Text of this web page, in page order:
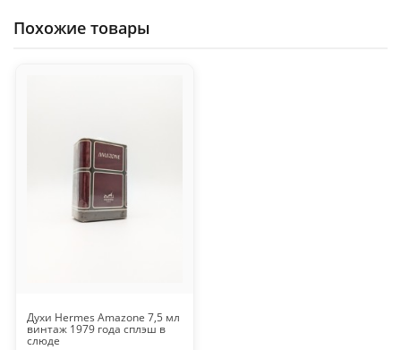
Похожие товары
Духи Hermes Amazone 7,5 мл
винтаж 1979 года сплэш в
слюде